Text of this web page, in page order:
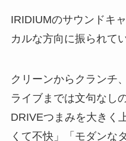
IRIDIUMのサウンドキ
カルな方向に振られて
クリーンからクランチ
ライブまでは文句なし
DRIVEつまみを大きく
くて不快」「モダンな